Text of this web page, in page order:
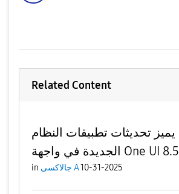
Related Content
يميز تحديثات تطبيقات النظام
الجديدة في واجهة One UI 8.5
in جالاكسى A10-31-2025